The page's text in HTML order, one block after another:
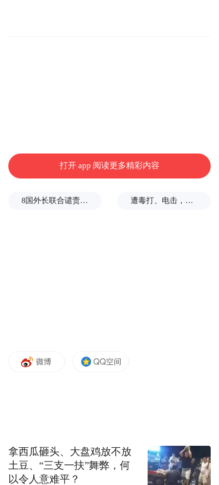
在初步掌握犯罪事实后，烟台市公安局成立
伙利用技术工具抓取“小米”“华为”“理想”等关
深入分析各类网络信息8万余条，循线核查资
金流水10万余条，全面厘清该团伙的组织架
构、人员分工和完整作案流程。在牢牢掌握
打开 app 阅读更多精彩内容
8国外长联合谴责以色列侵犯加沙 遭毒打、电击，逃生男子亲述被卖诈骗园区遭遇
拿西瓜砸头、大盘鸡放不放
土豆、“三支一扶”舞弊，何
以令人意难平？